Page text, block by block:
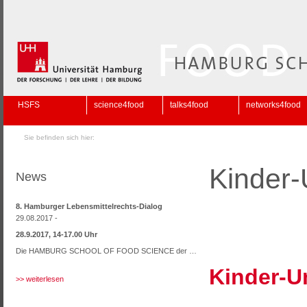
HSFS science4food talks4food networks4food
Sie befinden sich hier:
News
8. Hamburger Lebensmittelrechts-Dialog
29.08.2017 -
28.9.2017, 14-17.00 Uhr
Die HAMBURG SCHOOL OF FOOD SCIENCE der …
>> weiterlesen Kinder-